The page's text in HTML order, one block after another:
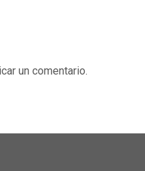
un comentario.